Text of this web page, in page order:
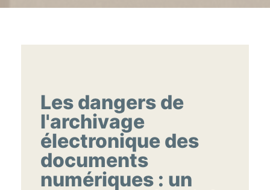
Les dangers de
l'archivage
électronique des
documents
numériques : un